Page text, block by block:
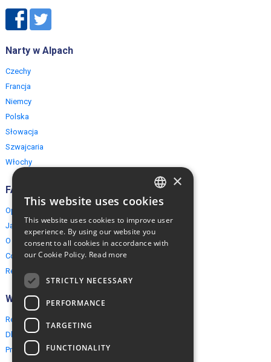
Narty w Alpach
Czechy
Francja
Niemcy
Polska
Słowacja
Szwajcaria
Włochy
FAQ
Opinie naszych klientów
Jak rezerwować?
O EuropeMountains.com
Cookies, Prywatność, Bezpieczeństwo
Regulamin
Współpraca
Rezerwacja grupowa
Dla agentów turystycznych
Program partnerski
ENGLISH
×
This website uses cookies
This website uses cookies to improve user
experience. By using our website you
consent to all cookies in accordance with
our Cookie Policy. Read more
STRICTLY NECESSARY
PERFORMANCE
TARGETING
FUNCTIONALITY